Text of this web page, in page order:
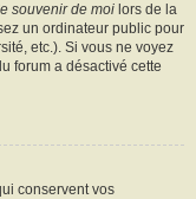
souvenir de moi lors de la
un ordinateur public pour
etc.). Si vous ne voyez
forum a désactivé cette
conservent vos